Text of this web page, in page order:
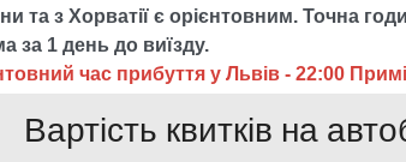
та з Хорватії є орієнтовним. Точна
за 1 день до виїзду.
час прибуття у Львів - 22:00
Вартість квитків на